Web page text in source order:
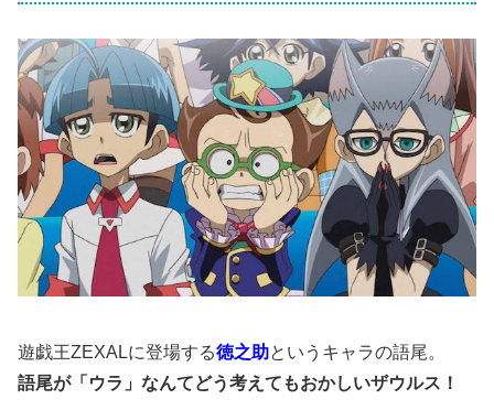
遊戯王ZEXALに登場する徳之助というキャラの語尾。
語尾が「ウラ」なんてどう考えてもおかしいザウルス！